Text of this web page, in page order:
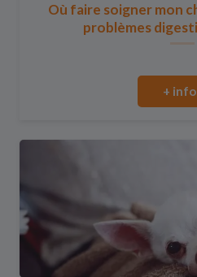
Où faire soigner mon
problèmes
+